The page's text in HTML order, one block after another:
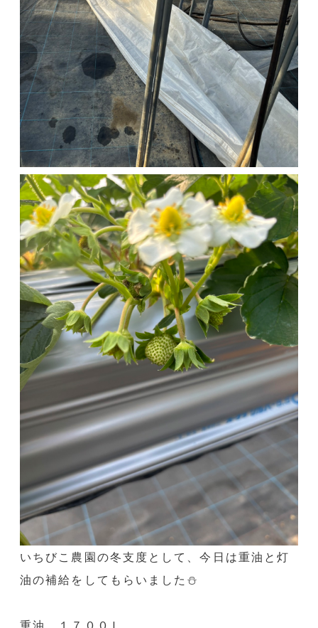
いちびこ農園の冬支度として、今日は重油と灯
油の補給をしてもらいました⛄️